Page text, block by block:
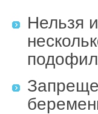
Нельзя